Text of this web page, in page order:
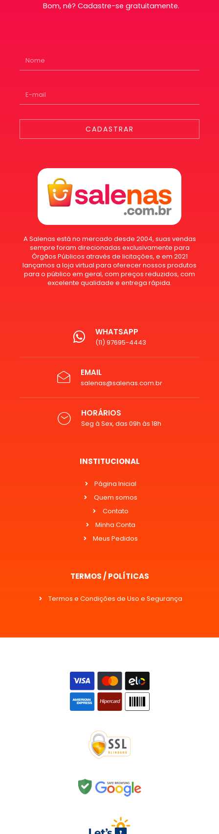
Bom, né? Cadastre-se gratuitamente.
CADASTRAR
A Salenas está no mercado desde 2004, suas vendas
sempre foram direcionadas exclusivamente para
Órgãos Públicos através de licitações, e em 2021
lançamos a loja virtual para oferecer nossos produtos
para o público em geral, com preços reduzidos, com
excelente qualidade e entrega rápida.
WHATSAPP
(11) 97695-4443
EMAIL
salenas@salenas.com.br
HORÁRIOS
Seg à Sex, das 09h às 18h
INSTITUCIONAL
Página Inicial
Quem somos
Contato
Minha Conta
Meus Pedidos
TERMOS / POLÍTICAS
Termos e Condições de Uso e Segurança